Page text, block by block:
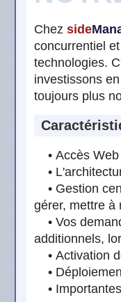
Chez side
concurrentiel
technologies.
investissons
toujours plus
• Accès Web
•
• Gestion
gérer, mettre à
• Vos
additionnels,
• Activation
•
•